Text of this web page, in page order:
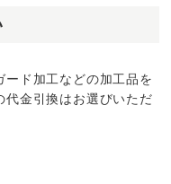
ド加工などの加工品を
代金引換はお選びいただ